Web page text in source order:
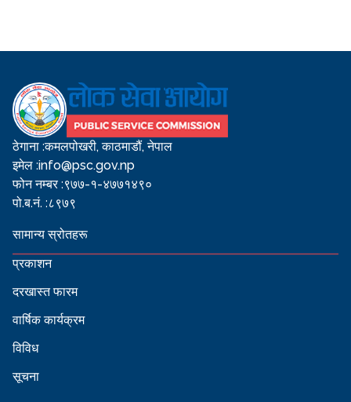
ठेगाना :कमलपोखरी, काठमाडौं, नेपाल
इमेल :info@psc.gov.np
फोन नम्बर :९७७-१-४७७१४९०
पो.ब.नं. :८९७९
सामान्य स्रोतहरू
प्रकाशन
दरखास्त फारम
वार्षिक कार्यक्रम
विविध
सूचना